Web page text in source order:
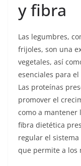
y fibra
Las legumbres,
frijoles, son una
vegetales, así
esenciales para
Las proteínas
promover el
como a mantener
fibra dietética
regular el
que permite a los